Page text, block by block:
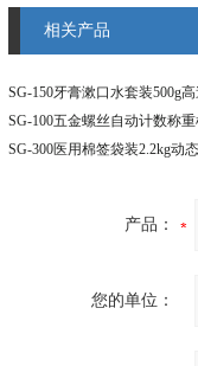
相关产品
SG-100五金螺丝自动计数称
产品：
您的单位：